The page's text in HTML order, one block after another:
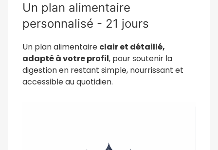
Un plan alimentaire
personnalisé - 21 jours
Un plan alimentaire clair et détaillé,
adapté à votre profil, pour soutenir la
digestion en restant simple, nourrissant et
accessible au quotidien.